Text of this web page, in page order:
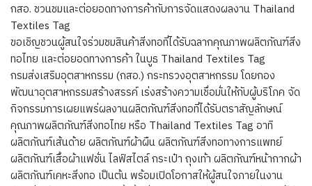
กสอ. ชวนชมและต่อยอดทางการค้ากับการจัดแสดงผลงาน Thailand
Textiles Tag
ขอเชิญชวนผู้สนใจร่วมชมสินค้าสิ่งทอที่ได้รับฉลากคุณภาพผลิตภัณฑ์สิ่ง
ทอไทย และต่อยอดทางการค้า ในบูธ Thailand Textiles Tag
กรมส่งเสริมอุตสาหกรรม (กสอ.) กระทรวงอุตสาหกรรม โดยกอง
พัฒนาอุตสาหกรรมสร้างสรรค์ เร่งสร้างความเชื่อมั่นให้กับผู้บริโภค จัด
กิจกรรมการเผยแพร่ผลงานผลิตภัณฑ์สิ่งทอที่ได้รับตราสัญลักษณ์
คุณภาพผลิตภัณฑ์สิ่งทอไทย หรือ Thailand Textiles Tag อาทิ
ผลิตภัณฑ์เส้นด้าย ผลิตภัณฑ์ผ้าผืน ผลิตภัณฑ์สิ่งทอทางการแพทย์
ผลิตภัณฑ์เสื้อผ้าแฟชั่น ไลฟ์สไตล์ กระเป๋า ถุงเท้า ผลิตภัณฑ์หน้ากากผ้า
ผลิตภัณฑ์เคหะสิ่งทอ เป็นต้น พร้อมเปิดโอกาสให้ผู้สนใจภายในงาน